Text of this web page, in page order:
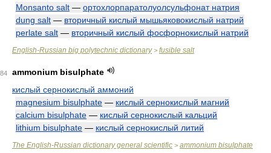
Monsanto salt — ортохлорпаратолуолсульфонат натрия
dung salt — вторичный кислый мышьяковокислый натрий
perlate salt — вторичный кислый фосфорнокислый натрий
English-Russian big polytechnic dictionary> fusible salt
84
ammonium bisulphate
кислый сернокислый аммоний
magnesium bisulphate — кислый сернокислый магний
calcium bisulphate — кислый сернокислый кальций
lithium bisulphate — кислый сернокислый литий
The English-Russian dictionary general scientific > ammonium bisulphate